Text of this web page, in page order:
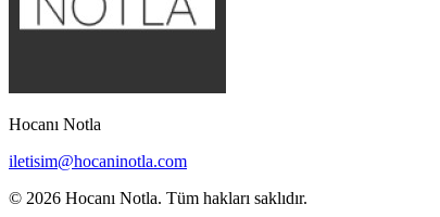
Hocanı Notla
iletisim@hocaninotla.com
© 2026 Hocanı Notla. Tüm hakları saklıdır.